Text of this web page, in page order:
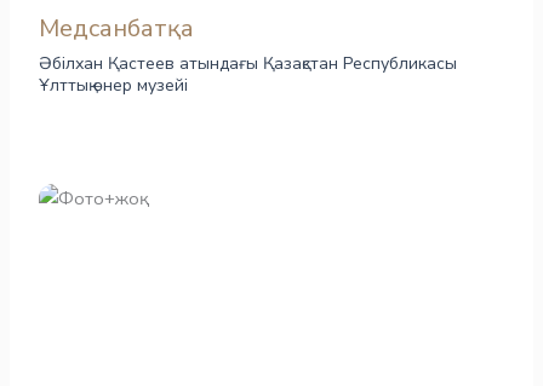
Медсанбатқа
Әбілхан Қастеев атындағы Қазақстан Республикасы
Ұлттық өнер музейі